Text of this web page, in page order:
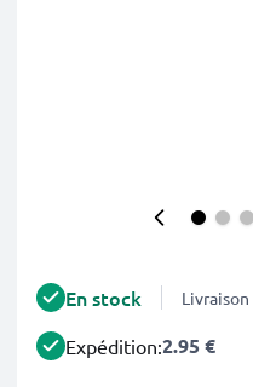
En stock
Expédition:2.95 €